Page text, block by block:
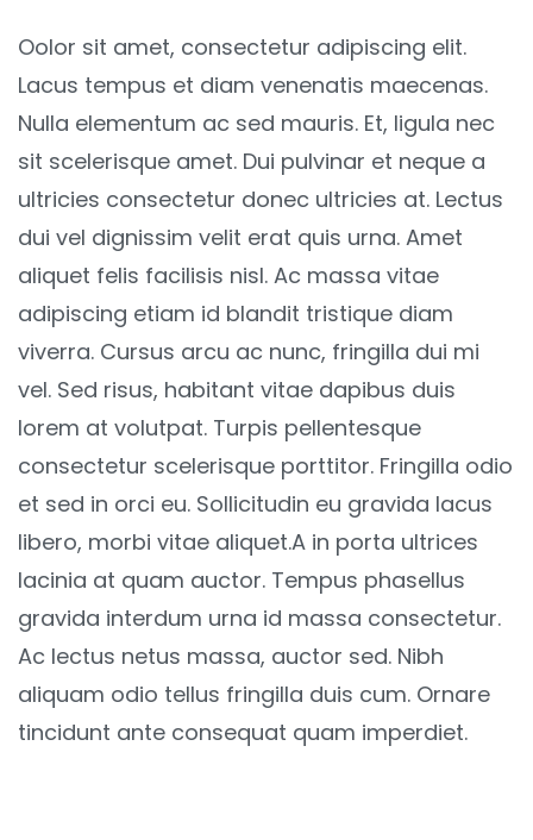
Oolor sit amet, consectetur adipiscing elit.
Lacus tempus et diam venenatis maecenas.
Nulla elementum ac sed mauris. Et, ligula nec
sit scelerisque amet. Dui pulvinar et neque a
ultricies consectetur donec ultricies at. Lectus
dui vel dignissim velit erat quis urna. Amet
aliquet felis facilisis nisl. Ac massa vitae
adipiscing etiam id blandit tristique diam
viverra. Cursus arcu ac nunc, fringilla dui mi
vel. Sed risus, habitant vitae dapibus duis
lorem at volutpat. Turpis pellentesque
consectetur scelerisque porttitor. Fringilla odio
et sed in orci eu. Sollicitudin eu gravida lacus
libero, morbi vitae aliquet.A in porta ultrices
lacinia at quam auctor. Tempus phasellus
gravida interdum urna id massa consectetur.
Ac lectus netus massa, auctor sed. Nibh
aliquam odio tellus fringilla duis cum. Ornare
tincidunt ante consequat quam imperdiet.